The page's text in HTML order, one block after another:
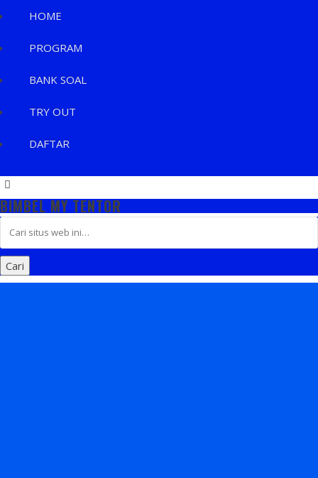
HOME
PROGRAM
BANK SOAL
TRY OUT
DAFTAR
BIMBEL MY TENTOR